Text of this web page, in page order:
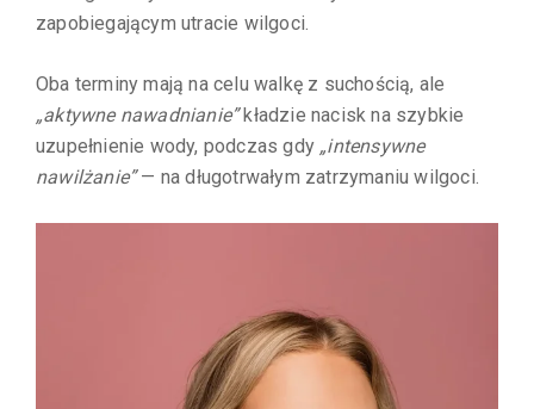
zapobiegającym utracie wilgoci.
Oba terminy mają na celu walkę z suchością, ale
„aktywne nawadnianie”kładzie nacisk na szybkie
uzupełnienie wody, podczas gdy „intensywne
nawilżanie”— na długotrwałym zatrzymaniu wilgoci.